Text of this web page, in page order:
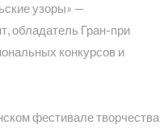
узоры» —
обладатель Гран-при
конкурсов и
фестивале творчества